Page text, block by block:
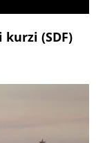
(SDF)